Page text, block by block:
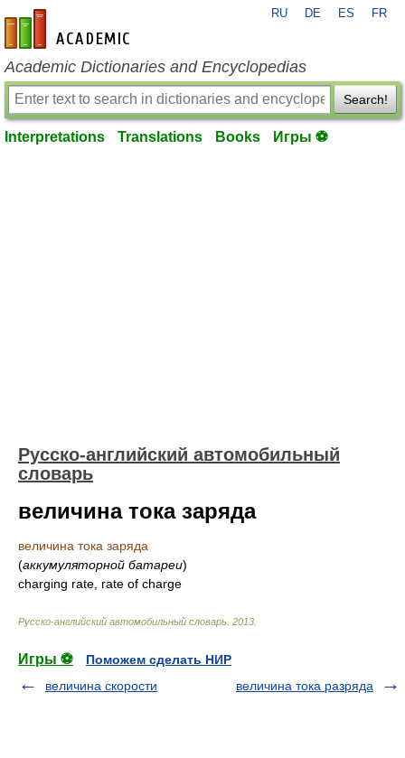
en-academic.com
RU DE ES FR
Academic Dictionaries and Encyclopedias
Search!
Interpretations Translations Books Игры ⚽
Русско-английский автомобильный
словарь
величина тока заряда
величина тока заряда
(аккумуляторной батареи)
charging rate, rate of charge
Русско-английский автомобильный словарь 2013
Игры ⚽
Поможем сделать НИР
величина скорости
величина тока разряда